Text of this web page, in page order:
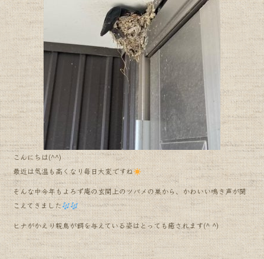
k
こんにちは(^^)
最近は気温も高くなり毎日大変ですね
そんな中今年もよろず庵の玄関上のツバメの巣から、かわいい鳴き声が聞
こえてきました
ヒナがかえり親鳥が餌を与えている姿はとっても癒されます(^ ^)